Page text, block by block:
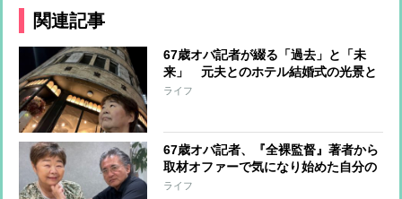
関連記事
67歳オバ記者が綴る「過去」と「未
来」 元夫とのホテル結婚式の光景と
メタバースが描く”新たな世界”
ライフ
67歳オバ記者、『全裸監督』著者から
取材オファーで気になり始めた自分の
ブルドッグ顔…あっという間に解消？
ライフ